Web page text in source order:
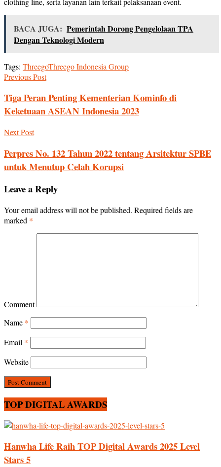
BACA JUGA: Pemerintah Dorong Pengelolaan TPA
Dengan Teknologi Modern
Tags: ThreegoThreego Indonesia Group
Previous Post
Tiga Peran Penting Kementerian Kominfo di
Keketuaan ASEAN Indonesia 2023
Next Post
Perpres No. 132 Tahun 2022 tentang Arsitektur SPBE
untuk Menutup Celah Korupsi
Leave a Reply
Your email address will not be published. Required fields are
marked *
Comment
Name *
Email *
Website
TOP DIGITAL AWARDS
Hanwha Life Raih TOP Digital Awards 2025 Level
Stars 5